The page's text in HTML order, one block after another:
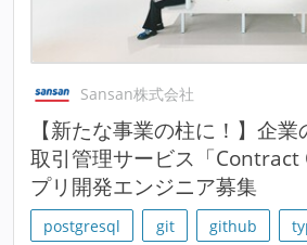
Sansan株式会社
【新たな事業の柱に！】企業
取引管理サービス「
プリ開発エンジニア募集
postgresql git github